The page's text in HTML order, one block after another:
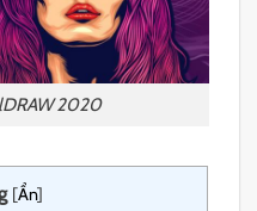
2020
[Ẩn]